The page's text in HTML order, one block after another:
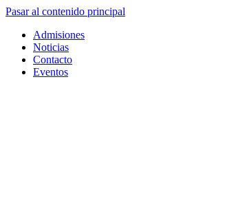
Pasar al contenido principal
Admisiones
Noticias
Contacto
Eventos